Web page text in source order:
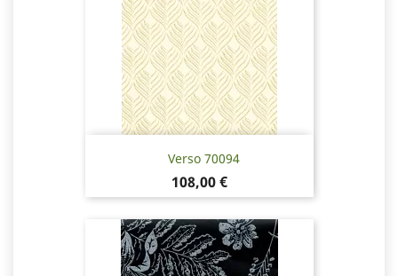
Verso 70094
Pris
108,00 €